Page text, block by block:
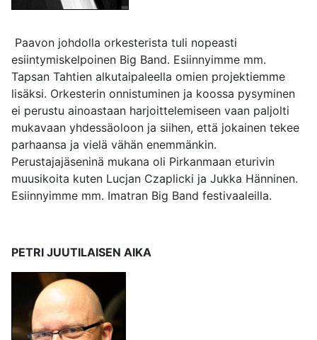
Paavon johdolla orkesterista tuli nopeasti
esiintymiskelpoinen Big Band. Esiinnyimme mm.
Tapsan Tahtien alkutaipaleella omien projektiemme
lisäksi. Orkesterin onnistuminen ja koossa pysyminen
ei perustu ainoastaan harjoittelemiseen vaan paljolti
mukavaan yhdessäoloon ja siihen, että jokainen tekee
parhaansa ja vielä vähän enemmänkin.
Perustajajäseninä mukana oli Pirkanmaan eturivin
muusikoita kuten Lucjan Czaplicki ja Jukka Hänninen.
Esiinnyimme mm. Imatran Big Band festivaaleilla.
PETRI JUUTILAISEN AIKA